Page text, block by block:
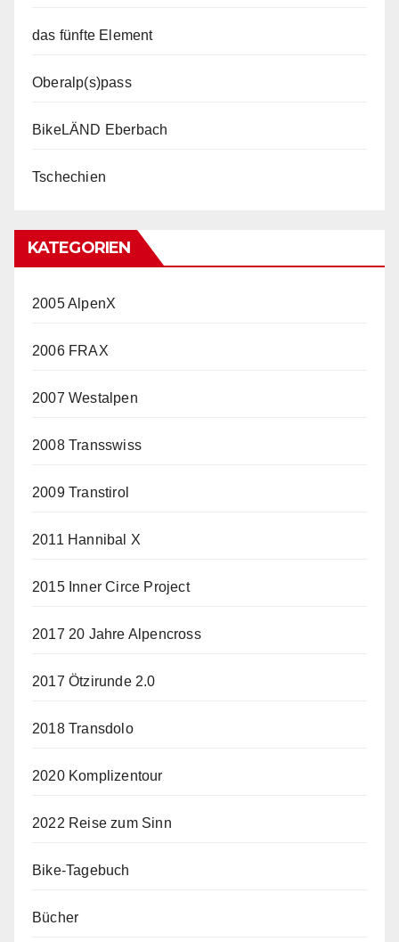
das fünfte Element
Oberalp(s)pass
BikeLÄND Eberbach
Tschechien
KATEGORIEN
2005 AlpenX
2006 FRAX
2007 Westalpen
2008 Transswiss
2009 Transtirol
2011 Hannibal X
2015 Inner Circe Project
2017 20 Jahre Alpencross
2017 Ötzirunde 2.0
2018 Transdolo
2020 Komplizentour
2022 Reise zum Sinn
Bike-Tagebuch
Bücher